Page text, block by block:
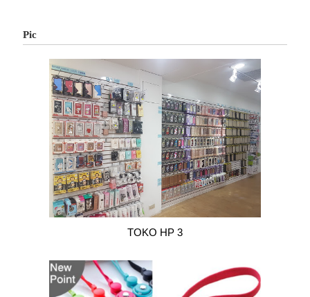
Pic
TOKO HP 3